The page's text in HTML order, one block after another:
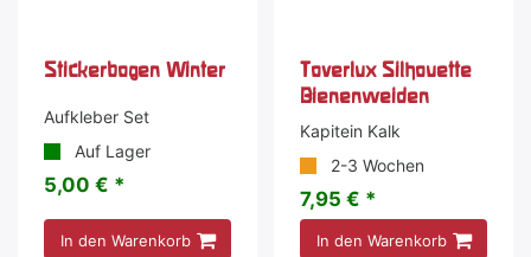
Stickerbogen Winter
Aufkleber Set
Auf Lager
5,00 € *
In den Warenkorb
Toverlux Silhouette
Bienenweiden
Kapitein Kalk
2-3 Wochen
7,95 € *
In den Warenkorb